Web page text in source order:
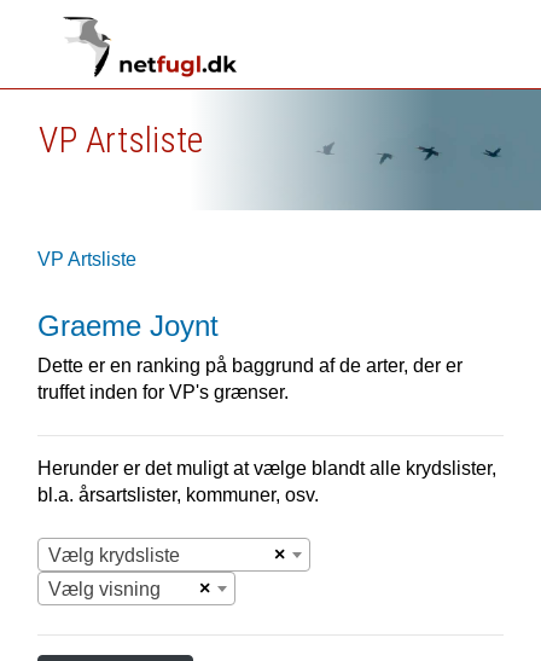
VP Artsliste
VP Artsliste
Graeme Joynt
Dette er en ranking på baggrund af de arter, der er
truffet inden for VP's grænser.
Herunder er det muligt at vælge blandt alle krydslister,
bl.a. årsartslister, kommuner, osv.
×
Vælg krydsliste
×
Vælg visning